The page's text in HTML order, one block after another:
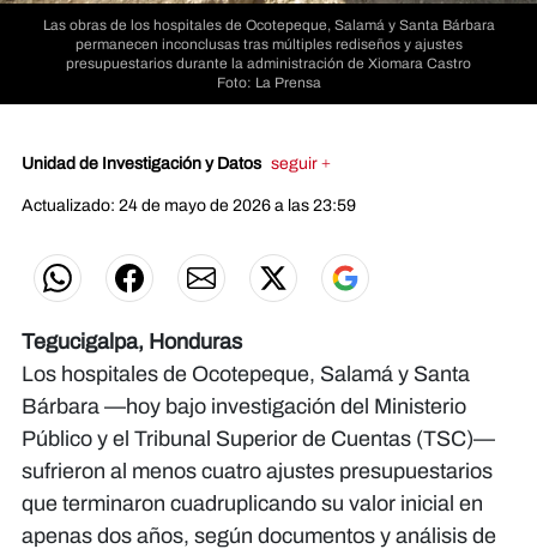
Las obras de los hospitales de Ocotepeque, Salamá y Santa Bárbara
permanecen inconclusas tras múltiples rediseños y ajustes
presupuestarios durante la administración de Xiomara Castro
Foto: La Prensa
Unidad de Investigación y Datos seguir +
Actualizado: 24 de mayo de 2026 a las 23:59
Tegucigalpa, Honduras
Los hospitales de Ocotepeque, Salamá y Santa
Bárbara —hoy bajo investigación del Ministerio
Público y el Tribunal Superior de Cuentas (TSC)—
sufrieron al menos cuatro ajustes presupuestarios
que terminaron cuadruplicando su valor inicial en
apenas dos años, según documentos y análisis de